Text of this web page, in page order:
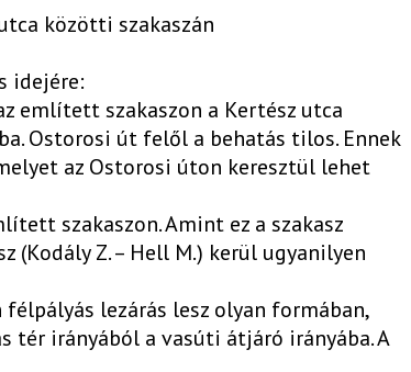
közötti szakaszán
idejére:
említett szakaszon a Kertész utca
Ostorosi út felől a behatás tilos. Ennek
az Ostorosi úton keresztül lehet
szakaszon. Amint ez a szakasz
(Kodály Z. – Hell M.) kerül ugyanilyen
lezárás lesz olyan formában,
tér irányából a vasúti átjáró irányába. A